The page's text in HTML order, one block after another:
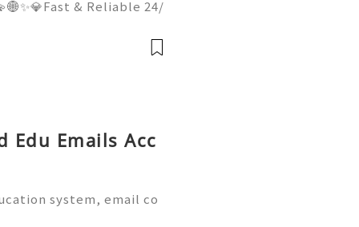
& Reliable 24/
💫💎💲💫🌐✨💎Dis
Edu Emails Acc
system, email co